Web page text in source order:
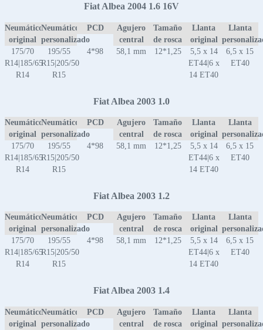
Fiat Albea 2004 1.6 16V
Neumático
original
Neumático
personalizado
PCD
Agujero
central
Tamaño
de rosca
Llanta
original
Llanta
175/70
R14|185/65
R14
195/55
R15|205/50
R15
4*98 58,1 mm 12*1,25
5,5 x 14
ET44|6 x
14 ET40
6,5 x 15
ET40
Fiat Albea 2003 1.0
Neumático
original
Neumático
personalizado
PCD
Agujero
central
Tamaño
de rosca
Llanta
original
Llanta
175/70
R14|185/65
R14
195/55
R15|205/50
R15
4*98 58,1 mm 12*1,25
5,5 x 14
ET44|6 x
14 ET40
6,5 x 15
ET40
Fiat Albea 2003 1.2
Neumático
original
Neumático
personalizado
PCD
Agujero
central
Tamaño
de rosca
Llanta
original
Llanta
175/70
R14|185/65
R14
195/55
R15|205/50
R15
4*98 58,1 mm 12*1,25
5,5 x 14
ET44|6 x
14 ET40
6,5 x 15
ET40
Fiat Albea 2003 1.4
Neumático
original
Neumático
personalizado
PCD
Agujero
central
Tamaño
de rosca
Llanta
original
Llanta